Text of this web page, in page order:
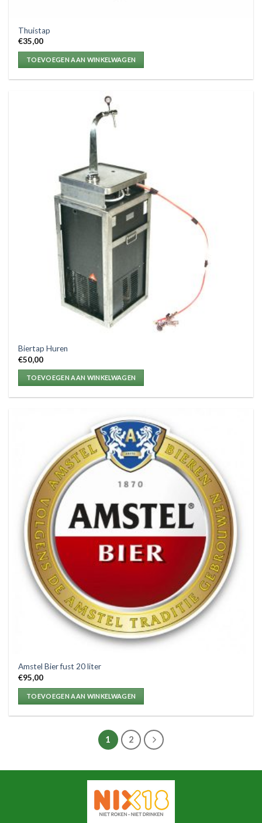
Thuistap
€35,00
TOEVOEGEN AAN WINKELWAGEN
Biertap Huren
€50,00
TOEVOEGEN AAN WINKELWAGEN
Amstel Bier fust 20 liter
€95,00
TOEVOEGEN AAN WINKELWAGEN
1 2